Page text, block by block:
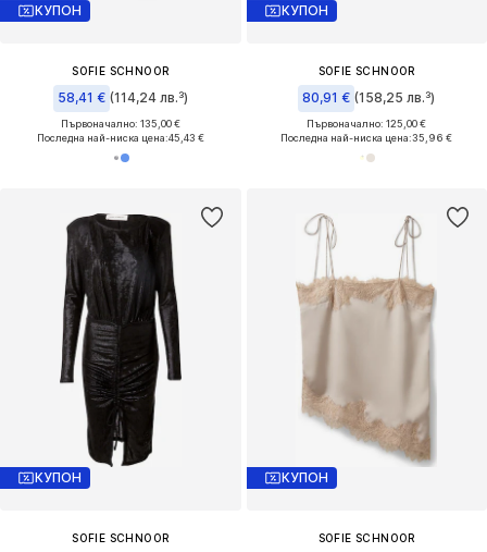
КУПОН
SOFIE SCHNOOR
58,41 € (114,24 лв.³)
Първоначално: 135,00 €
Последна най-ниска цена:45,43 €
КУПОН
SOFIE SCHNOOR
80,91 € (158,25 лв.³)
Първоначално: 125,00 €
Последна най-ниска цена:35,96 €
КУПОН
SOFIE SCHNOOR
КУПОН
SOFIE SCHNOOR